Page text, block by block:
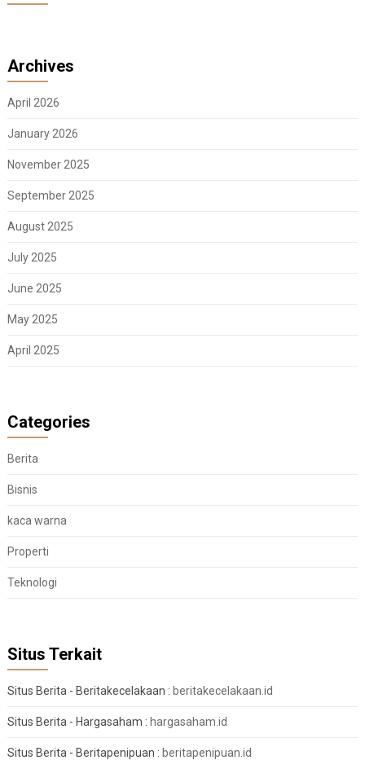
Archives
April 2026
January 2026
November 2025
September 2025
August 2025
July 2025
June 2025
May 2025
April 2025
Categories
Berita
Bisnis
kaca warna
Properti
Teknologi
Situs Terkait
Situs Berita - Beritakecelakaan : beritakecelakaan.id
Situs Berita - Hargasaham : hargasaham.id
Situs Berita - Beritapenipuan : beritapenipuan.id